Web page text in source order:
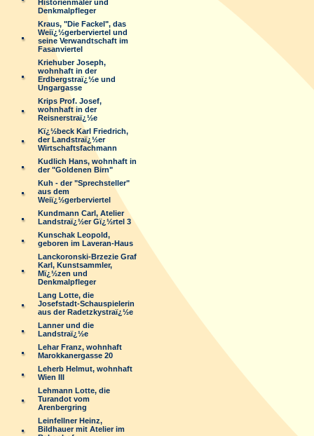
Historienmaler und
Denkmalpfleger
Kraus, "Die Fackel", das
Weiï¿½gerberviertel und
seine Verwandtschaft im
Fasanviertel
Kriehuber Joseph,
wohnhaft in der
Erdbergstraï¿½e und
Ungargasse
Krips Prof. Josef,
wohnhaft in der
Reisnerstraï¿½e
Kï¿½beck Karl Friedrich,
der Landstraï¿½er
Wirtschaftsfachmann
Kudlich Hans, wohnhaft in
der "Goldenen Birn"
Kuh - der "Sprechsteller"
aus dem
Weiï¿½gerberviertel
Kundmann Carl, Atelier
Landstraï¿½er Gï¿½rtel 3
Kunschak Leopold,
geboren im Laveran-Haus
Lanckoronski-Brzezie Graf
Karl, Kunstsammler,
Mï¿½zen und
Denkmalpfleger
Lang Lotte, die
Josefstadt-Schauspielerin
aus der Radetzkystraï¿½e
Lanner und die
Landstraï¿½e
Lehar Franz, wohnhaft
Marokkanergasse 20
Leherb Helmut, wohnhaft
Wien III
Lehmann Lotte, die
Turandot vom
Arenbergring
Leinfellner Heinz,
Bildhauer mit Atelier im